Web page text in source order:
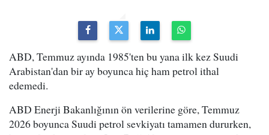
ABD, Temmuz ayında 1985'ten bu yana ilk kez Suudi
Arabistan'dan bir ay boyunca hiç ham petrol ithal
edemedi.
ABD Enerji Bakanlığının ön verilerine göre, Temmuz
2026 boyunca Suudi petrol sevkiyatı tamamen dururken,